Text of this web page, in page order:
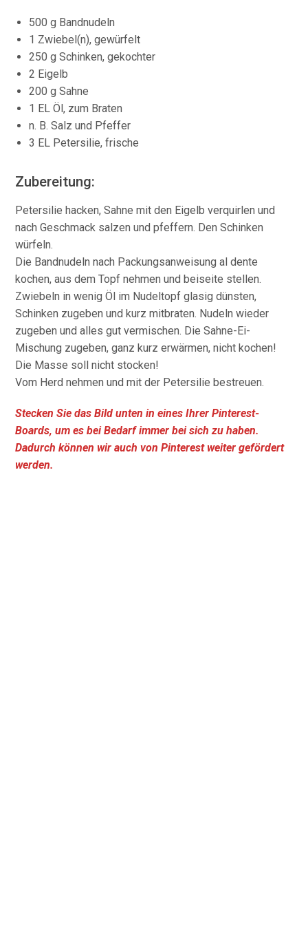
500 g Bandnudeln
1 Zwiebel(n), gewürfelt
250 g Schinken, gekochter
2 Eigelb
200 g Sahne
1 EL Öl, zum Braten
n. B. Salz und Pfeffer
3 EL Petersilie, frische
Zubereitung:
Petersilie hacken, Sahne mit den Eigelb verquirlen und
nach Geschmack salzen und pfeffern. Den Schinken
würfeln.
Die Bandnudeln nach Packungsanweisung al dente
kochen, aus dem Topf nehmen und beiseite stellen.
Zwiebeln in wenig Öl im Nudeltopf glasig dünsten,
Schinken zugeben und kurz mitbraten. Nudeln wieder
zugeben und alles gut vermischen. Die Sahne-Ei-
Mischung zugeben, ganz kurz erwärmen, nicht kochen!
Die Masse soll nicht stocken!
Vom Herd nehmen und mit der Petersilie bestreuen.
Stecken Sie das Bild unten in eines Ihrer Pinterest-
Boards, um es bei Bedarf immer bei sich zu haben.
Dadurch können wir auch von Pinterest weiter gefördert
werden.